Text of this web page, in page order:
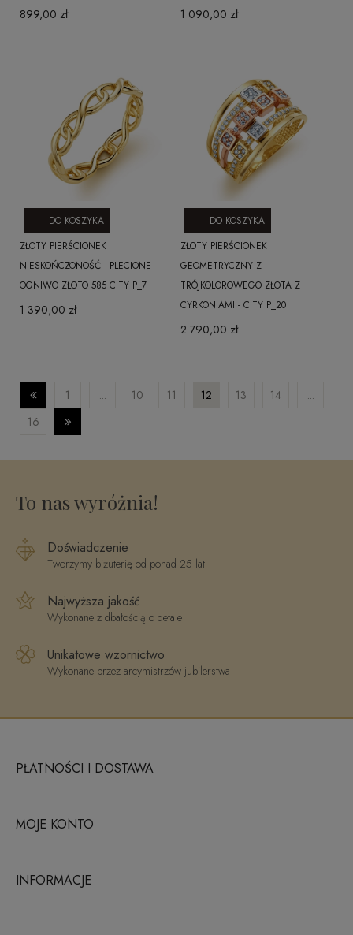
899,00 zł 1 090,00 zł
ZŁOTY PIERŚCIONEK
NIESKOŃCZONOŚĆ - PLECIONE
OGNIWO ZŁOTO 585 CITY P_7
1 390,00 zł
DO KOSZYKA
ZŁOTY PIERŚCIONEK
GEOMETRYCZNY Z
TRÓJKOLOROWEGO ZŁOTA Z
CYRKONIAMI - CITY P_20
2 790,00 zł
DO KOSZYKA
1 ... 10 11 12 13 14
...
16
To nas wyróżnia!
Doświadczenie
Tworzymy biżuterię od ponad 25 lat
Najwyższa jakość
Wykonane z dbałością o detale
Unikatowe wzornictwo
Wykonane przez arcymistrzów jubilerstwa
PŁATNOŚCI I DOSTAWA
MOJE KONTO
INFORMACJE